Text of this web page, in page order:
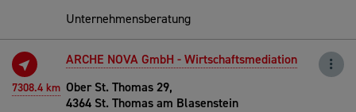
Unternehmensberatung
7308.4 km
ARCHE NOVA GmbH - Wirtschaftsmediation
Ober St. Thomas 29,
4364 St. Thomas am Blasenstein